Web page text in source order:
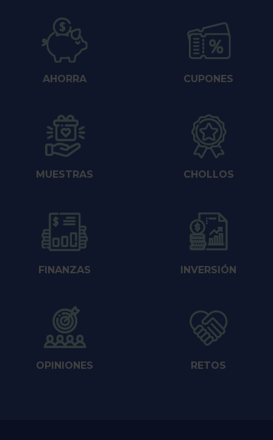
AHORRA CUPONES
MUESTRAS CHOLLOS
FINANZAS INVERSIÓN
OPINIONES RETOS